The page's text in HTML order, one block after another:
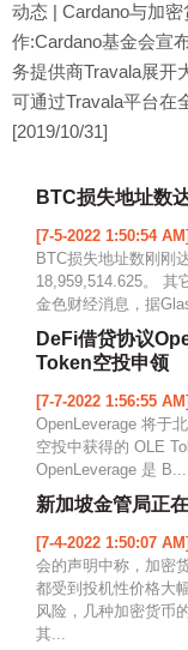
动态 | Cardano与加
作:Cardano基金会宣
务提供商Travala展开
可通过Travala平台在
[2019/10/31]
BTC损失地址数
[7-5-2022 1:50:54 AM]
BTC损失地址数刚刚
18,959,514.625。 其
金色财经消息，据
DeFi借贷协议
Token空投申领
[7-7-2022 1:56:55 AM]
OpenLeverage 将于
空投中获得的 OLE
OpenLeverage 是 B...
新加坡金管局正
[7-4-2022 1:50:07 AM]
会的声明中称，加密
都受到投机性价格大
风险，几种加密货币
其...